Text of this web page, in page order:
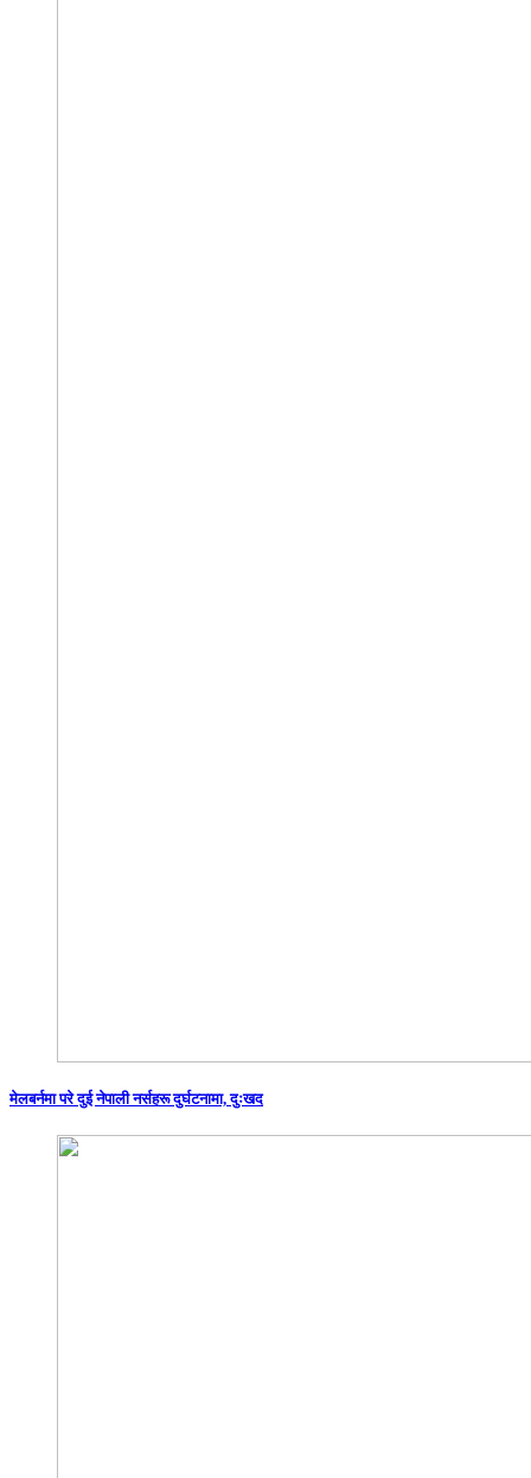
मेलबर्नमा परे दुई नेपाली नर्सहरू दुर्घटनामा, दुःखद